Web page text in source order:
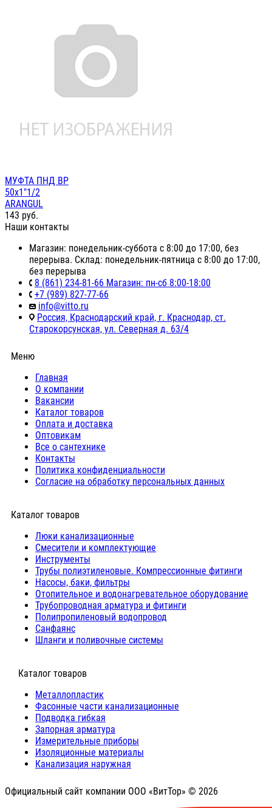
МУФТА ПНД ВР
50х1"1/2
ARANGUL
143 руб.
Наши контакты
Магазин: понедельник-суббота с 8:00 до 17:00, без
перерыва. Склад: понедельник-пятница с 8:00 до 17:00,
без перерыва
8 (861) 234-81-66 Магазин: пн-сб 8:00-18:00
+7 (989) 827-77-66
info@vitto.ru
Россия, Краснодарский край, г. Краснодар, ст.
Старокорсунская, ул. Северная д. 63/4
Меню
Главная
О компании
Вакансии
Каталог товаров
Оплата и доставка
Оптовикам
Все о сантехнике
Контакты
Политика конфиденциальности
Согласие на обработку персональных данных
Каталог товаров
Люки канализационные
Cмесители и комплектующие
Инструменты
Трубы полиэтиленовые. Компрессионные фитинги
Насосы, баки, фильтры
Отопительное и водонагревательное оборудование
Трубопроводная арматура и фитинги
Полипропиленовый водопровод
Санфаянс
Шланги и поливочные системы
⠀Каталог товаров
Металлопластик
Фасонные части канализационные
Подводка гибкая
Запорная арматура
Измерительные приборы
Изоляционные материалы
Канализация наружная
Официальный сайт компании ООО «ВитТор» © 2026